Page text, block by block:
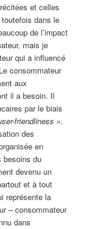
et celles
dans le
de l’impact
mais je
qui a influencé
consommateur
aux
il a besoin. Il
par le biais
friendliness ».
des
en
besoins du
devenu un
et à tout
représente la
– consommateur
dans